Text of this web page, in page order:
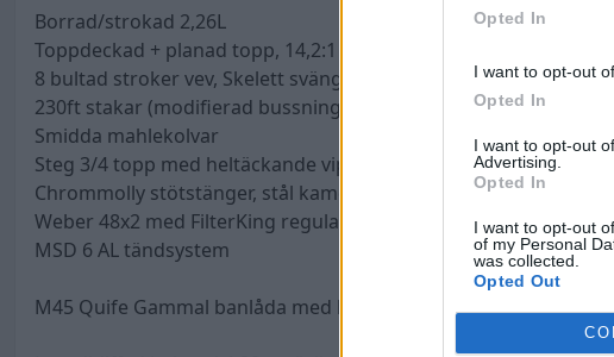
Opted In
I want to opt-out
Opted In
I want to opt-out
Advertising.
Opted In
I want to opt-out
of my Personal
was collected.
Opted Out
Borrad/strokad 2,26L
Toppdeckad + planad topp, 14,2:1
8 bultad stroker vev, Skelett svänghjul
230ft stakar (modifierad bussning i lilländan)
Smidda mahlekolvar
Steg 3/4 topp med heltäckande vipparmsbrygga
Chrommolly stötstänger, stål kamdrev
Weber 48x2 med FilterKing regulator och Facet Red Top pump
MSD 6 AL tändsystem
M45 Quife Gammal banlåda med lång1:a (Rakskuren med